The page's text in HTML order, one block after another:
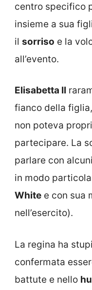
centro specifico
insieme a sua
il sorriso e la
all’evento.
Elisabetta II
fianco della
non poteva
partecipare. La
parlare con
in modo
White e con sua
nell’esercito).
La regina ha
confermata
battute e nello